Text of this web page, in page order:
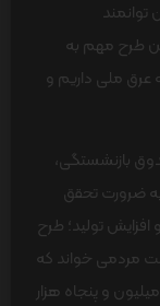
طرح مهم به
عرق ملی داریم و
بازنشستگی،
ضرورت تحقق
تولید؛ طرح
مردمی خواند که
و پنجاه هزار